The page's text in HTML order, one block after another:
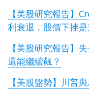
【美股研究報告】
利衰退，股價下挫
【美股研究報告】
還能繼續飆？
【美股盤勢】川普